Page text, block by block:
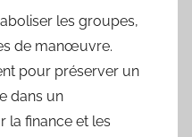
les groupes,
de manœuvre.
pour préserver un
dans un
la finance et les